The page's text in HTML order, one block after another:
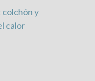
y
calor